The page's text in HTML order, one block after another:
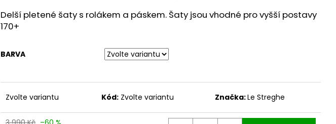
Delší pletené šaty s rolákem a páskem. Šaty jsou vhodné pro vyšší postavy
170+
BARVA
Zvolte variantu Kód: Zvolte variantu Značka:Le Streghe